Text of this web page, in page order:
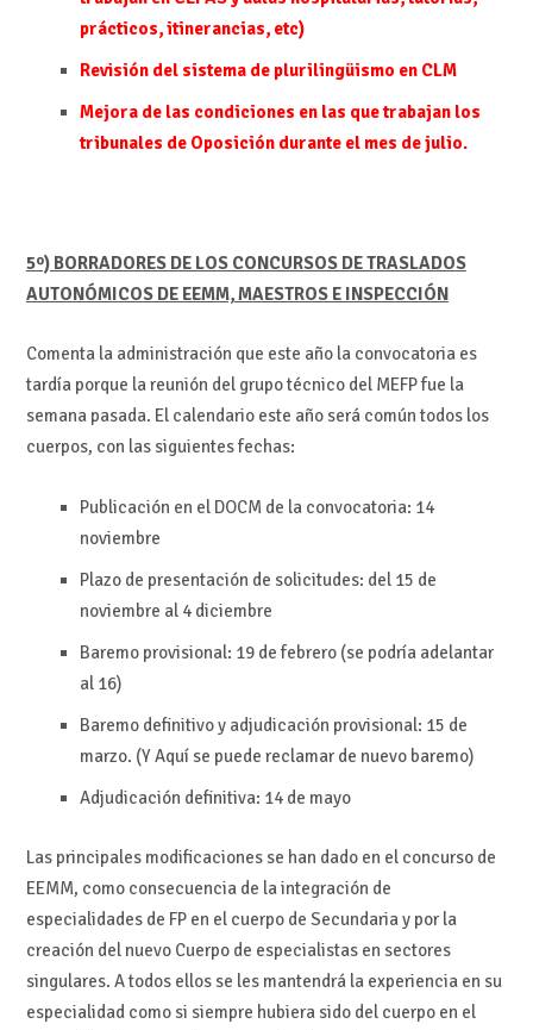
prácticos, itinerancias, etc)
Revisión del sistema de plurilingüismo en CLM
Mejora de las condiciones en las que trabajan los
tribunales de Oposición durante el mes de julio.
5º) BORRADORES DE LOS CONCURSOS DE TRASLADOS
AUTONÓMICOS DE EEMM, MAESTROS E INSPECCIÓN
Comenta la administración que este año la convocatoria es
tardía porque la reunión del grupo técnico del MEFP fue la
semana pasada. El calendario este año será común todos los
cuerpos, con las siguientes fechas:
Publicación en el DOCM de la convocatoria: 14
noviembre
Plazo de presentación de solicitudes: del 15 de
noviembre al 4 diciembre
Baremo provisional: 19 de febrero (se podría adelantar
al 16)
Baremo definitivo y adjudicación provisional: 15 de
marzo. (Y Aquí se puede reclamar de nuevo baremo)
Adjudicación definitiva: 14 de mayo
Las principales modificaciones se han dado en el concurso de
EEMM, como consecuencia de la integración de
especialidades de FP en el cuerpo de Secundaria y por la
creación del nuevo Cuerpo de especialistas en sectores
singulares. A todos ellos se les mantendrá la experiencia en su
especialidad como si siempre hubiera sido del cuerpo en el